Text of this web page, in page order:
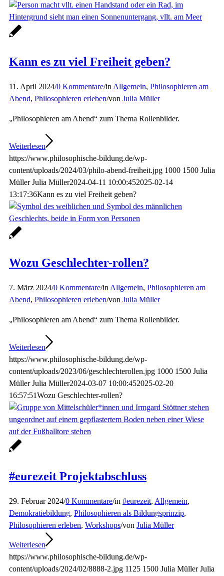
Kann es zu viel Freiheit geben?
11. April 2024/0 Kommentare/in Allgemein, Philosophieren am
Abend, Philosophieren erleben/von Julia Müller
„Philosophieren am Abend“ zum Thema Rollenbilder.
Weiterlesen
https://www.philosophische-bildung.de/wp-
content/uploads/2024/03/philo-abend-freiheit.jpg 1000 1500 Julia
Müller Julia Müller2024-04-11 10:00:452025-02-14
13:17:36Kann es zu viel Freiheit geben?
Wozu Geschlechter-rollen?
7. März 2024/0 Kommentare/in Allgemein, Philosophieren am
Abend, Philosophieren erleben/von Julia Müller
„Philosophieren am Abend“ zum Thema Rollenbilder.
Weiterlesen
https://www.philosophische-bildung.de/wp-
content/uploads/2023/06/geschlechterollen.jpg 1000 1500 Julia
Müller Julia Müller2024-03-07 10:00:452025-02-20
16:57:51Wozu Geschlechter-rollen?
#eurezeit Projektabschluss
29. Februar 2024/0 Kommentare/in #eurezeit, Allgemein,
Demokratiebildung, Philosophieren als Bildungsprinzip,
Philosophieren erleben, Workshops/von Julia Müller
Weiterlesen
https://www.philosophische-bildung.de/wp-
content/uploads/2024/02/8888-2.jpg 1125 1500 Julia Müller Julia